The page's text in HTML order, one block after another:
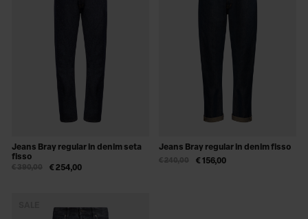
Jeans Bray regular in denim seta
fisso
€ 254,00
€ 390,00
Jeans Bray regular in denim fisso
€ 156,00
€ 240,00